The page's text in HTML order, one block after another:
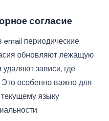
согласие
периодические
обновляют лежащую
записи, где
Это особенно важно для
языку